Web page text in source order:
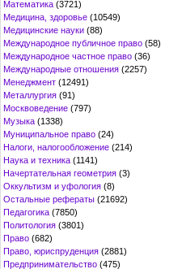
Математика (3721)
Медицина, здоровье (10549)
Медицинские науки (88)
Международное публичное право (58)
Международное частное право (36)
Международные отношения (2257)
Менеджмент (12491)
Металлургия (91)
Москвоведение (797)
Музыка (1338)
Муниципальное право (24)
Налоги, налогообложение (214)
Наука и техника (1141)
Начертательная геометрия (3)
Оккультизм и уфология (8)
Остальные рефераты (21692)
Педагогика (7850)
Политология (3801)
Право (682)
Право, юриспруденция (2881)
Предпринимательство (475)